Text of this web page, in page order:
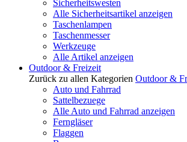
Sicherheitswesten
Alle Sicherheitsartikel anzeigen
Taschenlampen
Taschenmesser
Werkzeuge
Alle Artikel anzeigen
Outdoor & Freizeit
Zurück zu allen Kategorien Outdoor &
Auto und Fahrrad
Sattelbezuege
Alle Auto und Fahrrad anzeigen
Ferngläser
Flaggen